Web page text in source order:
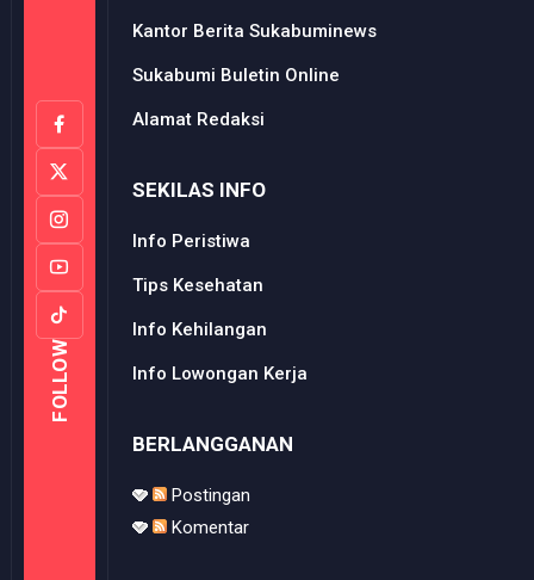
FOLLOW
Kantor Berita Sukabuminews
Sukabumi Buletin Online
Alamat Redaksi
SEKILAS INFO
Info Peristiwa
Tips Kesehatan
Info Kehilangan
Info Lowongan Kerja
BERLANGGANAN
Postingan
Komentar